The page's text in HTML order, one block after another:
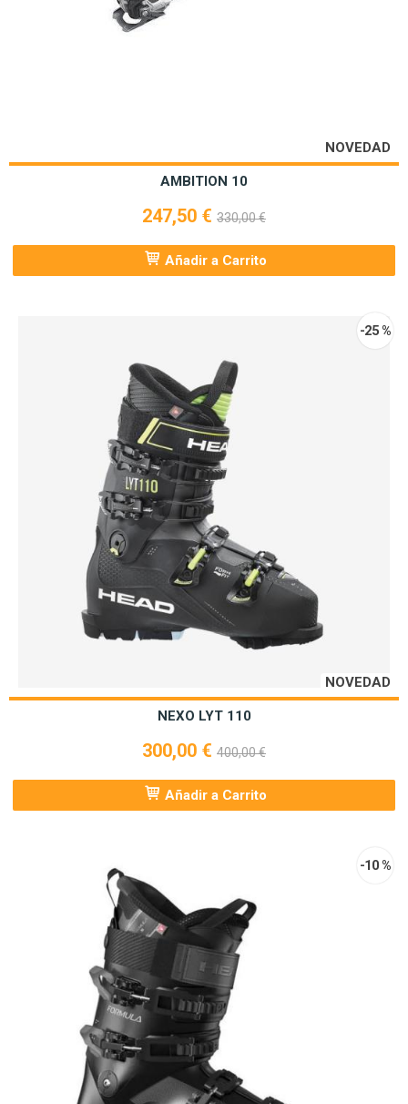
NOVEDAD
AMBITION 10
247,50 € 330,00 €
Añadir a Carrito
NOVEDAD
-25 %
NEXO LYT 110
300,00 € 400,00 €
Añadir a Carrito
-10 %